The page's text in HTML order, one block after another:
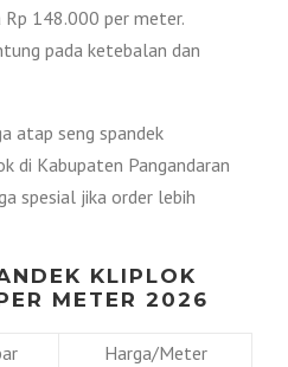
148.000 per meter.
pada ketebalan dan
atap seng spandek
di Kabupaten Pangandaran
spesial jika order lebih
KLIPLOK
METER 2026
Harga/Meter